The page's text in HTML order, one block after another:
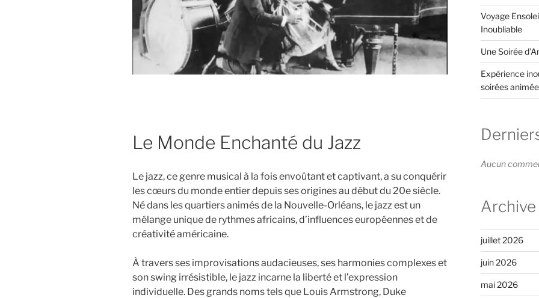
Le Monde Enchanté du Jazz
Le jazz, ce genre musical à la fois envoûtant et captivant, a su conquérir
les cœurs du monde entier depuis ses origines au début du 20e siècle.
Né dans les quartiers animés de la Nouvelle-Orléans, le jazz est un
mélange unique de rythmes africains, d’influences européennes et de
créativité américaine.
À travers ses improvisations audacieuses, ses harmonies complexes et
son swing irrésistible, le jazz incarne la liberté et l’expression
individuelle. Des grands noms tels que Louis Armstrong, Duke
Voyage
Inoubliable
Une Soirée
Expérience
soirées
Aucun
Archive
juillet 2026
juin 2026
mai 2026